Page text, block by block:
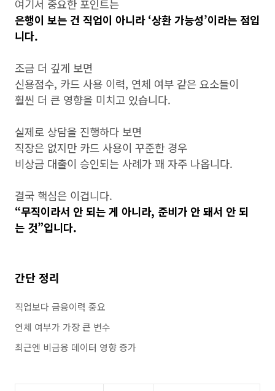
여기서 중요한 포인트는
은행이 보는 건 직업이 아니라 ‘상환 가능성’이라는 점입
니다.
조금 더 깊게 보면
신용점수, 카드 사용 이력, 연체 여부 같은 요소들이
훨씬 더 큰 영향을 미치고 있습니다.
실제로 상담을 진행하다 보면
직장은 없지만 카드 사용이 꾸준한 경우
비상금 대출이 승인되는 사례가 꽤 자주 나옵니다.
결국 핵심은 이겁니다.
“무직이라서 안 되는 게 아니라, 준비가 안 돼서 안 되
는 것”입니다.
간단 정리
직업보다 금융이력 중요
연체 여부가 가장 큰 변수
최근엔 비금융 데이터 영향 증가